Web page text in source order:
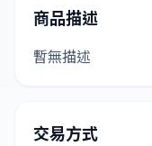
商品描述
暫無描述
交易方式